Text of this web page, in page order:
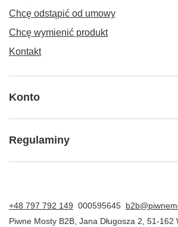
Chcę odstąpić od umowy
Chcę wymienić produkt
Kontakt
Konto
Regulaminy
+48 797 792 149 000595645
Piwne Mosty B2B Jana Długosza 2 51-162